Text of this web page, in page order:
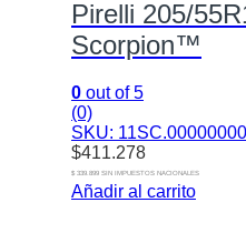
Pirelli 205/
Scorpion™
0 out of 5
(0)
SKU:
$411.278
$ 339.899 SIN IMPUESTOS NACIONALES
Añadir al carrito